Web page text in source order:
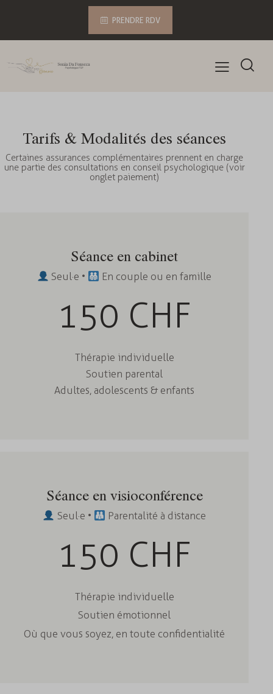
PRENDRE RDV
Tarifs & Modalités des séances
Certaines assurances complémentaires prennent en charge
une partie des consultations en conseil psychologique (voir
onglet paiement)
Séance en cabinet
Seul·e • En couple ou en famille
150 CHF
Thérapie individuelle
Soutien parental
Adultes, adolescents & enfants
Séance en visioconférence
Seul·e • Parentalité à distance
150 CHF
Thérapie individuelle
Soutien émotionnel
Où que vous soyez, en toute confidentialité